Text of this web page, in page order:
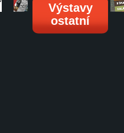
Výstavy
ostatní